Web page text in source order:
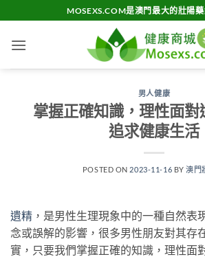
to
content
MOSEXS.COM是澳門最大的壯陽
男人健康
掌握正確知識，理性面對
追求健康生活
POSTED ON 2023-11-16 BY澳門
遺精 ，是男性生理現象中的一種自然表
念或誤解的影響，很多男性朋友對其存
實，只要我們掌握正確的知識，理性面